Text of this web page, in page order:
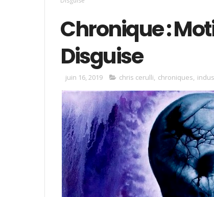
Chronique :
Disguise
juin 16, 2019 chris cerulli, chroniques, indus